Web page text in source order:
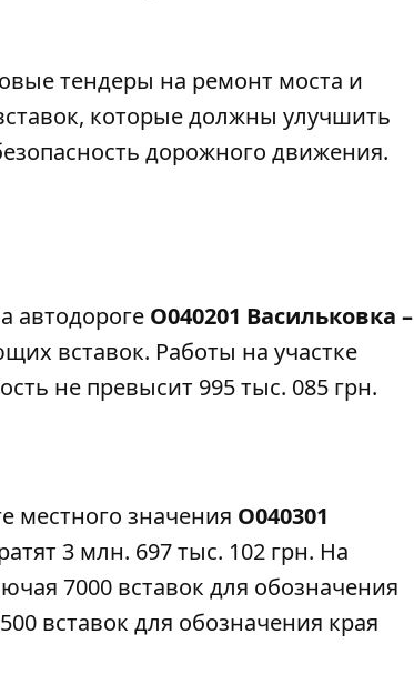
тендеры на ремонт моста и
которые должны улучшить
дорожного движения.
автодороге О040201 Васильковка –
вставок. Работы на участке
не превысит 995 тыс. 085 грн.
местного значения О040301
3 млн. 697 тыс. 102 грн. На
7000 вставок для обозначения
вставок для обозначения края